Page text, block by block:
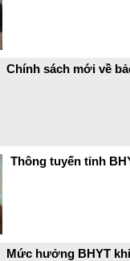
Chính sách mới về
Thông tuyến tỉnh
Mức hưởng BHYT